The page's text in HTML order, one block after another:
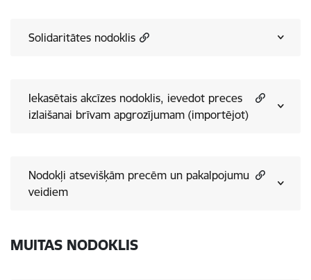
Solidaritātes nodoklis
Iekasētais akcīzes nodoklis, ievedot preces
izlaišanai brīvam apgrozījumam (importējot)
Nodokļi atsevišķām precēm un pakalpojumu
veidiem
MUITAS NODOKLIS